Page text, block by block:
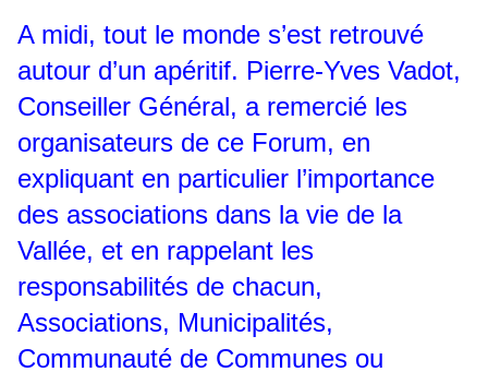
A midi, tout le monde s’est retrouvé
autour d’un apéritif. Pierre-Yves Vadot,
Conseiller Général, a remercié les
organisateurs de ce Forum, en
expliquant en particulier l’importance
des associations dans la vie de la
Vallée, et en rappelant les
responsabilités de chacun,
Associations, Municipalités,
Communauté de Communes ou